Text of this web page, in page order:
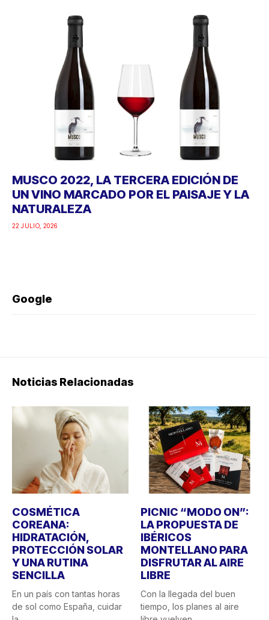
MUSCO 2022, LA TERCERA EDICIÓN DE
UN VINO MARCADO POR EL PAISAJE Y LA
NATURALEZA
22 JULIO, 2026
Google
Noticias Relacionadas
COSMÉTICA
COREANA:
HIDRATACIÓN,
PROTECCIÓN SOLAR
Y UNA RUTINA
SENCILLA
En un país con tantas horas
de sol como España, cuidar
PICNIC “MODO ON”:
LA PROPUESTA DE
IBÉRICOS
MONTELLANO PARA
DISFRUTAR AL AIRE
LIBRE
Con la llegada del buen
tiempo, los planes al aire